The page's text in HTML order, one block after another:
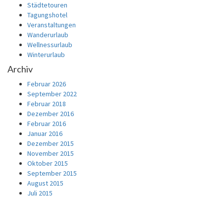
Städtetouren
Tagungshotel
Veranstaltungen
Wanderurlaub
Wellnessurlaub
Winterurlaub
Archiv
Februar 2026
September 2022
Februar 2018
Dezember 2016
Februar 2016
Januar 2016
Dezember 2015
November 2015
Oktober 2015
September 2015
August 2015
Juli 2015